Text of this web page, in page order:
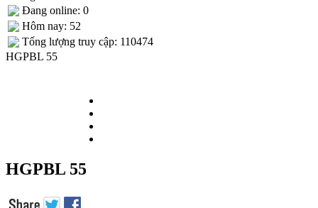
Đang online: 0
Hôm nay: 52
Tống lượng truy cập: 110474
HGPBL 55
HGPBL 55